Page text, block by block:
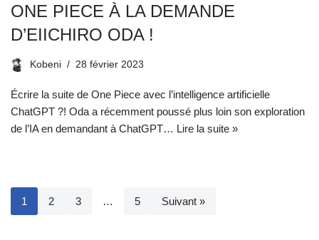
ONE PIECE À LA DEMANDE
D’EIICHIRO ODA !
Kobeni 28 février 2023
Écrire la suite de One Piece avec l’intelligence artificielle
ChatGPT ?! Oda a récemment poussé plus loin son exploration
de l’IA en demandant à ChatGPT… Lire la suite »
1 2 3 … 5 Suivant »